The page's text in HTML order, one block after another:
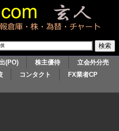
(PO) 株主優待
立会外分売
コンタクト
FX業者CP